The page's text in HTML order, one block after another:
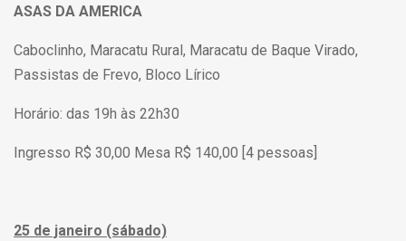
ASAS DA AMERICA
Caboclinho, Maracatu Rural, Maracatu de Baque Virado,
Passistas de Frevo, Bloco Lírico
Horário: das 19h às 22h30
Ingresso R$ 30,00 Mesa R$ 140,00 [4 pessoas]
25 de janeiro (sábado)